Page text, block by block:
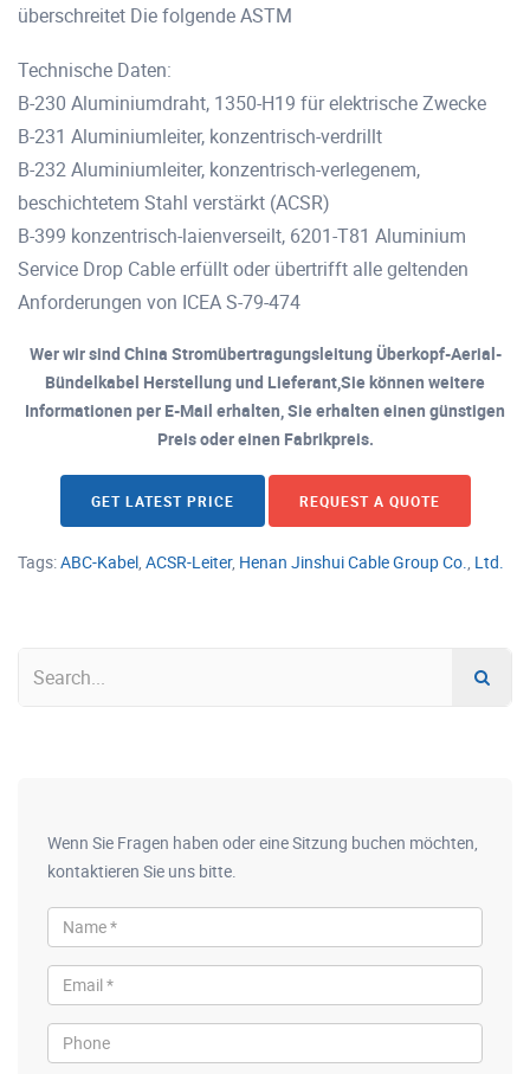
überschreitet Die folgende ASTM
Technische Daten:
B-230 Aluminiumdraht, 1350-H19 für elektrische Zwecke
B-231 Aluminiumleiter, konzentrisch-verdrillt
B-232 Aluminiumleiter, konzentrisch-verlegenem,
beschichtetem Stahl verstärkt (ACSR)
B-399 konzentrisch-laienverseilt, 6201-T81 Aluminium
Service Drop Cable erfüllt oder übertrifft alle geltenden
Anforderungen von ICEA S-79-474
Wer wir sind China Stromübertragungsleitung Überkopf-Aerial-
Bündelkabel Herstellung und Lieferant,Sie können weitere
Informationen per E-Mail erhalten, Sie erhalten einen günstigen
Preis oder einen Fabrikpreis.
GET LATEST PRICE REQUEST A QUOTE
Tags:ABC-Kabel, ACSR-Leiter, Henan Jinshui Cable Group Co., Ltd.
Wenn Sie Fragen haben oder eine Sitzung buchen möchten,
kontaktieren Sie uns bitte.